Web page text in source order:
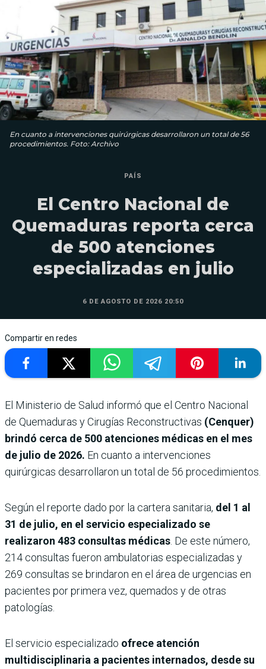
En cuanto a intervenciones quirúrgicas desarrollaron un total de 56
procedimientos. Foto: Archivo
PAÍS
El Centro Nacional de
Quemaduras reporta cerca
de 500 atenciones
especializadas en julio
6 DE AGOSTO DE 2026 20:50
Compartir en redes
El Ministerio de Salud informó que el Centro Nacional
de Quemaduras y Cirugías Reconstructivas (Cenquer)
brindó cerca de 500 atenciones médicas en el mes
de julio de 2026. En cuanto a intervenciones
quirúrgicas desarrollaron un total de 56 procedimientos.
Según el reporte dado por la cartera sanitaria, del 1 al
31 de julio, en el servicio especializado se
realizaron 483 consultas médicas . De este número,
214 consultas fueron ambulatorias especializadas y
269 consultas se brindaron en el área de urgencias en
pacientes por primera vez, quemados y de otras
patologías.
El servicio especializado ofrece atención
multidisciplinaria a pacientes internados, desde su